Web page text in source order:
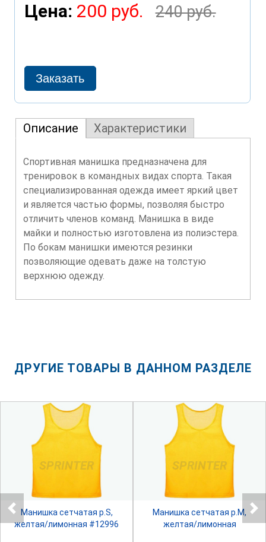
Цена: 200 руб. 240 руб.
Описание Характеристики
Спортивная манишка предназначена для
тренировок в командных видах спорта. Такая
специализированная одежда имеет яркий цвет
и является частью формы, позволяя быстро
отличить членов команд. Манишка в виде
майки и полностью изготовлена из полиэстера.
По бокам манишки имеются резинки
позволяющие одевать даже на толстую
верхнюю одежду.
ДРУГИЕ ТОВАРЫ В ДАННОМ РАЗДЕЛЕ
SPRINTER
Манишка сетчатая р.S,
желтая/лимонная #12996
SPRINTER
Манишка сетчатая р.М,
желтая/лимонная